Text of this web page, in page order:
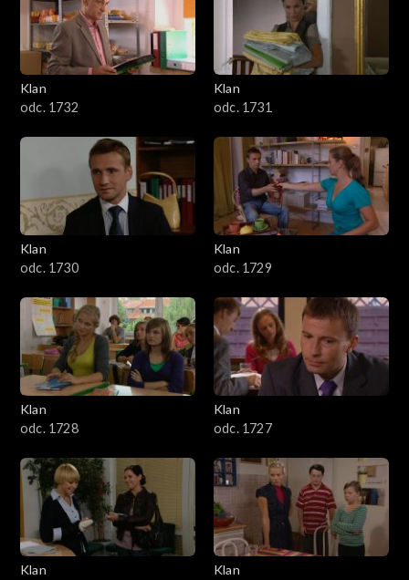
Klan
odc. 1732
Klan
odc. 1731
Klan
odc. 1730
Klan
odc. 1729
Klan
odc. 1728
Klan
odc. 1727
Klan
Klan